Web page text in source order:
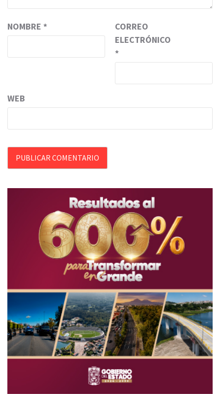
NOMBRE *
CORREO
ELECTRÓNICO
*
WEB